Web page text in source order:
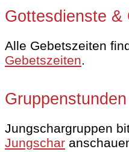
Gottesdienste &
Alle Gebetszeiten
Gebetszeiten.
Gruppenstunden
Jungschargruppen
Jungschar